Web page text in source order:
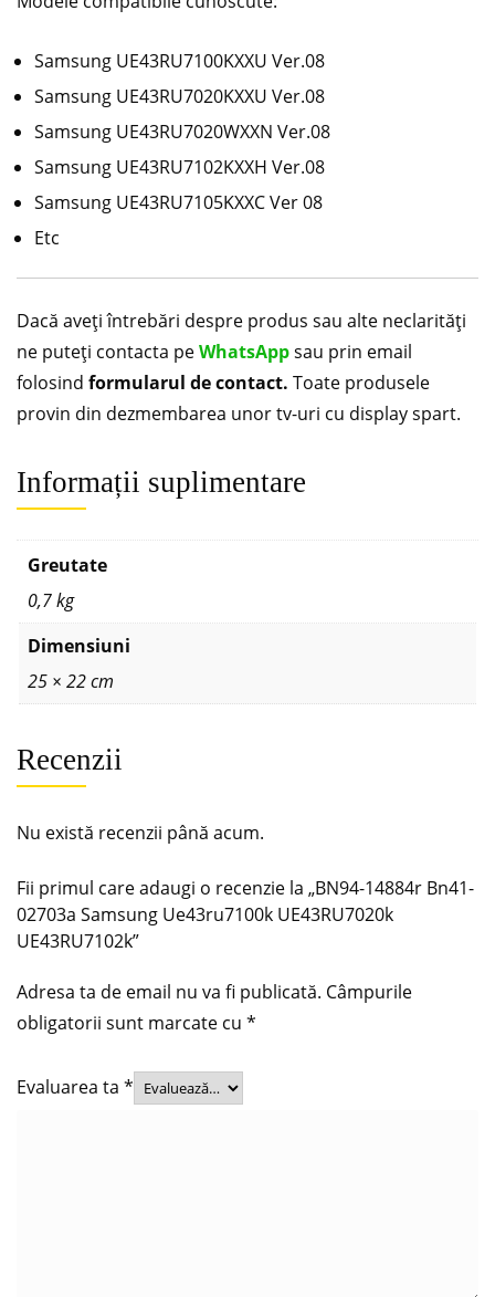
Samsung UE43RU7100KXXU Ver.08
Samsung UE43RU7020KXXU Ver.08
Samsung UE43RU7020WXXN Ver.08
Samsung UE43RU7102KXXH Ver.08
Samsung UE43RU7105KXXC Ver 08
Etc
Dacă aveți întrebări despre produs sau alte neclarități
ne puteți contacta peWhatsAppsau prin email
folosind formularul de contact. Toate produsele
provin din dezmembarea unor tv-uri cu display spart.
Informații suplimentare
Greutate
0,7 kg
Dimensiuni
25 × 22 cm
Recenzii
Nu există recenzii până acum.
Fii primul care adaugi o recenzie la „BN94-14884r Bn41-
02703a Samsung Ue43ru7100k UE43RU7020k
UE43RU7102k”
Adresa ta de email nu va fi publicată. Câmpurile
obligatorii sunt marcate cu *
Evaluarea ta *